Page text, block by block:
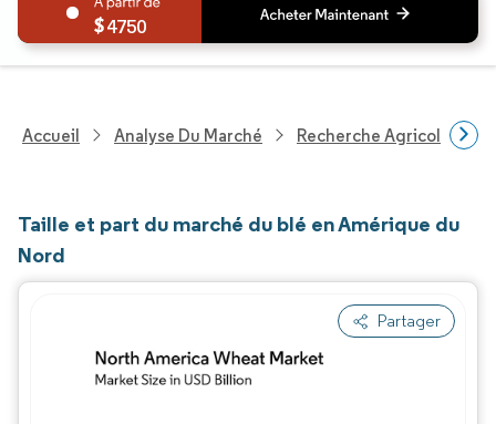
4750
Accueil Analyse Du Marché Recherche Agricole
Taille et part du marché du blé en Amérique du
Nord
Partager